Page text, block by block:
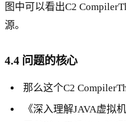
图中可以看出C2
源。
4.4 问题的核心
那么这个C2
《深入理解JAVA虚拟